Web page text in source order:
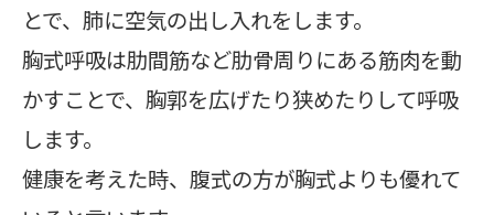
とで、肺に空気の出し入れをします。
胸式呼吸は肋間筋など肋骨周りにある筋肉を動
かすことで、胸郭を広げたり狭めたりして呼吸
します。
健康を考えた時、腹式の方が胸式よりも優れて